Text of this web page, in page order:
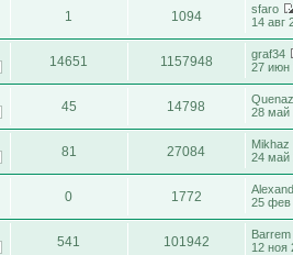
1 1094
sfaro
14 авг
14651 1157948
graf34
27 июн
45 14798
Quenaz
28 май
81 27084
Mikhaz
24 май
0 1772
25 фев
541 101942
Barrem
12 ноя